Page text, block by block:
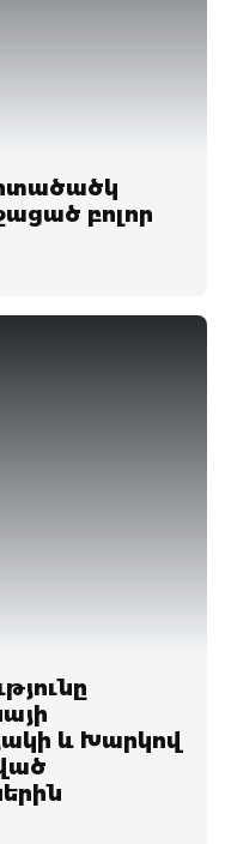
բոլոր
և Խարկով